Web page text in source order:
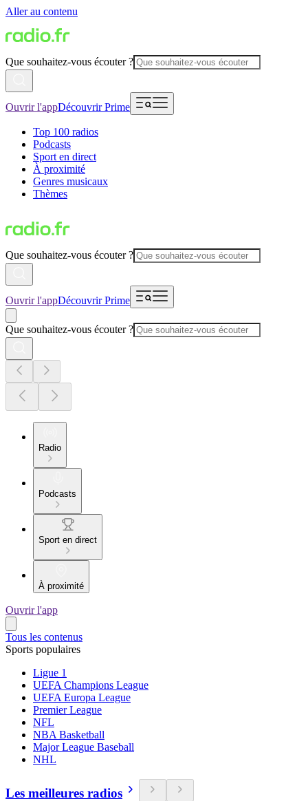
Aller au contenu
Que souhaitez-vous écouter ?
Ouvrir l'appDécouvrir Prime
Top 100 radios
Podcasts
Sport en direct
À proximité
Genres musicaux
Thèmes
Que souhaitez-vous écouter ?
Ouvrir l'appDécouvrir Prime
Que souhaitez-vous écouter ?
Radio
Podcasts
Sport en direct
À proximité
Ouvrir l'app
Tous les contenus
Sports populaires
Ligue 1
UEFA Champions League
UEFA Europa League
Premier League
NFL
NBA Basketball
Major League Baseball
NHL
Les meilleures radios